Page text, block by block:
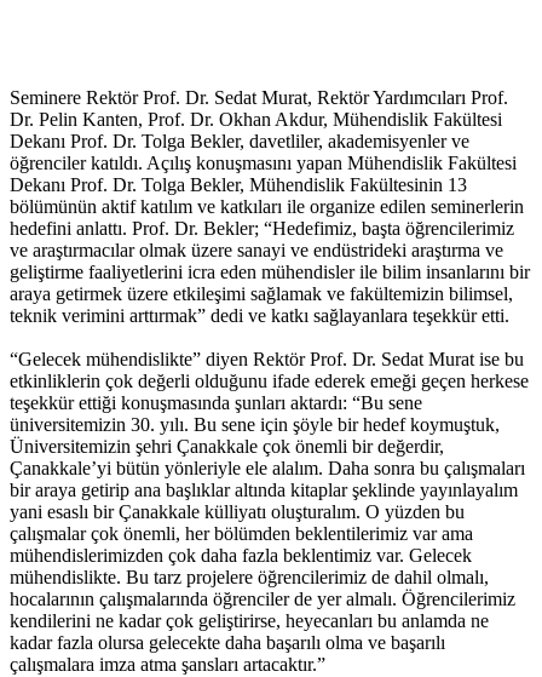
Seminere Rektör Prof. Dr. Sedat Murat, Rektör Yardımcıları Prof.
Dr. Pelin Kanten, Prof. Dr. Okhan Akdur, Mühendislik Fakültesi
Dekanı Prof. Dr. Tolga Bekler, davetliler, akademisyenler ve
öğrenciler katıldı. Açılış konuşmasını yapan Mühendislik Fakültesi
Dekanı Prof. Dr. Tolga Bekler, Mühendislik Fakültesinin 13
bölümünün aktif katılım ve katkıları ile organize edilen seminerlerin
hedefini anlattı. Prof. Dr. Bekler; “Hedefimiz, başta öğrencilerimiz
ve araştırmacılar olmak üzere sanayi ve endüstrideki araştırma ve
geliştirme faaliyetlerini icra eden mühendisler ile bilim insanlarını bir
araya getirmek üzere etkileşimi sağlamak ve fakültemizin bilimsel,
teknik verimini arttırmak” dedi ve katkı sağlayanlara teşekkür etti.
“Gelecek mühendislikte” diyen Rektör Prof. Dr. Sedat Murat ise bu
etkinliklerin çok değerli olduğunu ifade ederek emeği geçen herkese
teşekkür ettiği konuşmasında şunları aktardı: “Bu sene
üniversitemizin 30. yılı. Bu sene için şöyle bir hedef koymuştuk,
Üniversitemizin şehri Çanakkale çok önemli bir değerdir,
Çanakkale’yi bütün yönleriyle ele alalım. Daha sonra bu çalışmaları
bir araya getirip ana başlıklar altında kitaplar şeklinde yayınlayalım
yani esaslı bir Çanakkale külliyatı oluşturalım. O yüzden bu
çalışmalar çok önemli, her bölümden beklentilerimiz var ama
mühendislerimizden çok daha fazla beklentimiz var. Gelecek
mühendislikte. Bu tarz projelere öğrencilerimiz de dahil olmalı,
hocalarının çalışmalarında öğrenciler de yer almalı. Öğrencilerimiz
kendilerini ne kadar çok geliştirirse, heyecanları bu anlamda ne
kadar fazla olursa gelecekte daha başarılı olma ve başarılı
çalışmalara imza atma şansları artacaktır.”